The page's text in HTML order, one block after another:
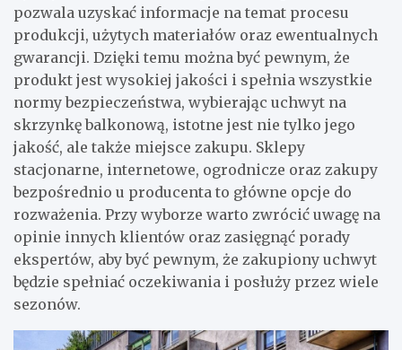
pozwala uzyskać informacje na temat procesu
produkcji, użytych materiałów oraz ewentualnych
gwarancji. Dzięki temu można być pewnym, że
produkt jest wysokiej jakości i spełnia wszystkie
normy bezpieczeństwa, wybierając uchwyt na
skrzynkę balkonową, istotne jest nie tylko jego
jakość, ale także miejsce zakupu. Sklepy
stacjonarne, internetowe, ogrodnicze oraz zakupy
bezpośrednio u producenta to główne opcje do
rozważenia. Przy wyborze warto zwrócić uwagę na
opinie innych klientów oraz zasięgnąć porady
ekspertów, aby być pewnym, że zakupiony uchwyt
będzie spełniać oczekiwania i posłuży przez wiele
sezonów.